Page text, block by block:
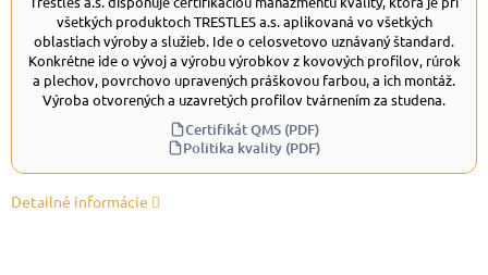
všetkých produktoch TRESTLES a.s. aplikovaná vo všetkých
oblastiach výroby a služieb. Ide o celosvetovo uznávaný štandard.
Konkrétne ide o vývoj a výrobu výrobkov z kovových profilov, rúrok
a plechov, povrchovo upravených práškovou farbou, a ich montáž.
Výroba otvorených a uzavretých profilov tvárnením za studena.
Certifikát QMS (PDF)
Politika kvality (PDF)
Detailné informácie